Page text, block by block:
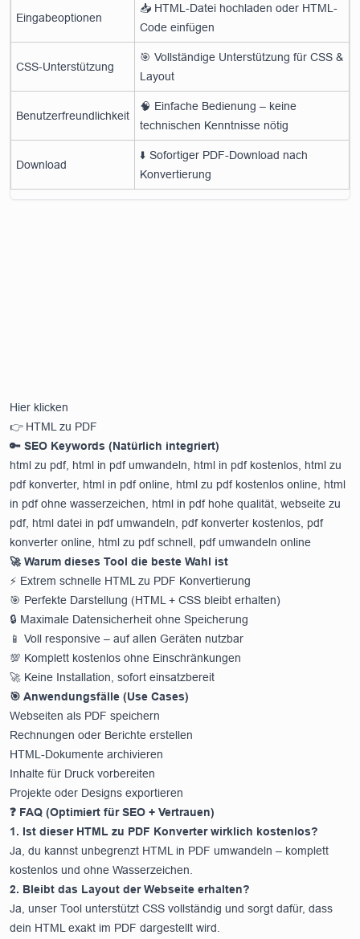
Eingabeoptionen
📥 HTML-Datei hochladen oder HTML-
Code einfügen
CSS-Unterstützung
🎯 Vollständige Unterstützung für CSS &
Layout
Benutzerfreundlichkeit
🧠 Einfache Bedienung – keine
technischen Kenntnisse nötig
Download
⬇️ Sofortiger PDF-Download nach
Konvertierung
Hier klicken
👉 HTML zu PDF
🔑 SEO Keywords (Natürlich integriert)
html zu pdf, html in pdf umwandeln, html in pdf kostenlos, html zu
pdf konverter, html in pdf online, html zu pdf kostenlos online, html
in pdf ohne wasserzeichen, html in pdf hohe qualität, webseite zu
pdf, html datei in pdf umwandeln, pdf konverter kostenlos, pdf
konverter online, html zu pdf schnell, pdf umwandeln online
🚀 Warum dieses Tool die beste Wahl ist
⚡ Extrem schnelle HTML zu PDF Konvertierung
🎯 Perfekte Darstellung (HTML + CSS bleibt erhalten)
🔒 Maximale Datensicherheit ohne Speicherung
📱 Voll responsive – auf allen Geräten nutzbar
💯 Komplett kostenlos ohne Einschränkungen
🚀 Keine Installation, sofort einsatzbereit
🎯 Anwendungsfälle (Use Cases)
Webseiten als PDF speichern
Rechnungen oder Berichte erstellen
HTML-Dokumente archivieren
Inhalte für Druck vorbereiten
Projekte oder Designs exportieren
❓ FAQ (Optimiert für SEO + Vertrauen)
1. Ist dieser HTML zu PDF Konverter wirklich kostenlos?
Ja, du kannst unbegrenzt HTML in PDF umwandeln – komplett
kostenlos und ohne Wasserzeichen.
2. Bleibt das Layout der Webseite erhalten?
Ja, unser Tool unterstützt CSS vollständig und sorgt dafür, dass
dein HTML exakt im PDF dargestellt wird.